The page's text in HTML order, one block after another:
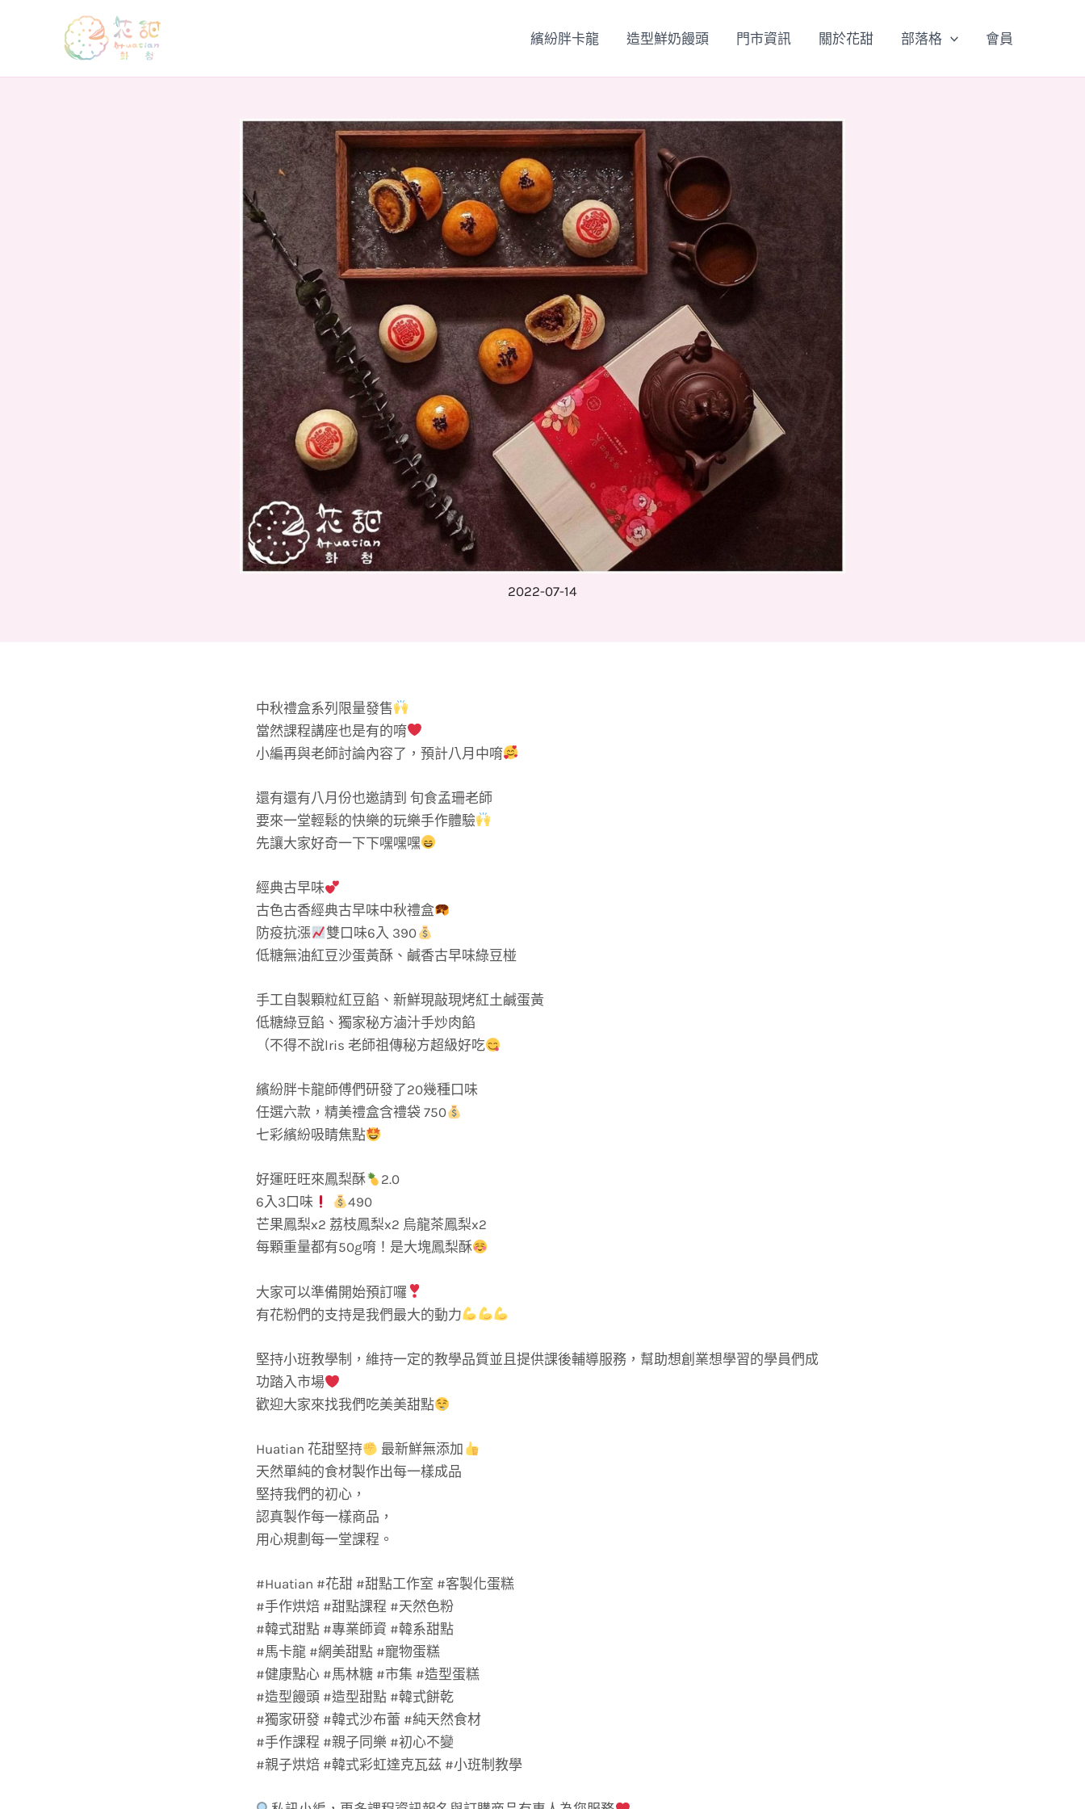
要
繽紛胖卡龍 造型鮮奶饅頭 門市資訊 關於花甜 部落格 會員
2022-07-14
中秋禮盒系列限量發售
當然課程講座也是有的唷
小編再與老師討論內容了，預計八月中唷
還有還有八月份也邀請到 旬食孟珊老師
要來一堂輕鬆的快樂的玩樂手作體驗
先讓大家好奇一下下嘿嘿嘿
經典古早味
古色古香經典古早味中秋禮盒
防疫抗漲
雙口味6入 390
低糖無油紅豆沙蛋黃酥、鹹香古早味綠豆椪
手工自製顆粒紅豆餡、新鮮現敲現烤紅土鹹蛋黃
低糖綠豆餡、獨家秘方滷汁手炒肉餡
（不得不說lris 老師祖傳秘方超級好吃
繽紛胖卡龍師傅們研發了20幾種口味
任選六款，精美禮盒含禮袋 750
七彩繽紛吸睛焦點
好運旺旺來鳳梨酥
2.0
6入3口味
490
芒果鳳梨x2 荔枝鳳梨x2 烏龍茶鳳梨x2
每顆重量都有50g唷！是大塊鳳梨酥
大家可以準備開始預訂囉
有花粉們的支持是我們最大的動力
堅持小班教學制，維持一定的教學品質並且提供課後輔導服務，幫助想創業想學習的學員們成
功踏入市場
歡迎大家來找我們吃美美甜點
Huatian 花甜堅持
最新鮮無添加
天然單純的食材製作出每一樣成品
堅持我們的初心，
認真製作每一樣商品，
用心規劃每一堂課程。
#Huatian #花甜 #甜點工作室 #客製化蛋糕
#手作烘焙 #甜點課程 #天然色粉
#韓式甜點 #專業師資 #韓系甜點
#馬卡龍 #網美甜點 #寵物蛋糕
#健康點心 #馬林糖 #市集 #造型蛋糕
#造型饅頭 #造型甜點 #韓式餅乾
#獨家研發 #韓式沙布蕾 #純天然食材
#手作課程 #親子同樂 #初心不變
#親子烘焙 #韓式彩虹達克瓦茲 #小班制教學